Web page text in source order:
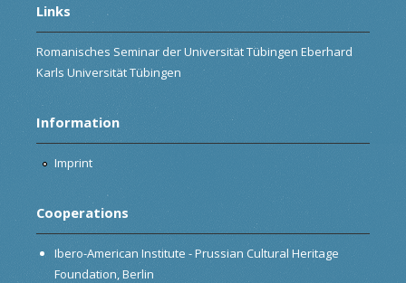
Links
Romanisches Seminar der Universität Tübingen Eberhard
Karls Universität Tübingen
Information
Imprint
Cooperations
Ibero-American Institute - Prussian Cultural Heritage
Foundation, Berlin